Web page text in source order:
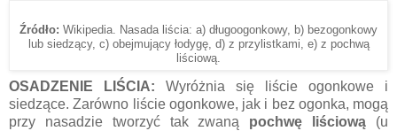
Źródło: Wikipedia. Nasada liścia: a) długoogonkowy, b) bezogonkowy
lub siedzący, c) obejmujący łodygę, d) z przylistkami, e) z pochwą
liściową.
OSADZENIE LIŚCIA: Wyróżnia się liście ogonkowe i
siedzące. Zarówno liście ogonkowe, jak i bez ogonka, mogą
przy nasadzie tworzyć tak zwaną pochwę liściową (u